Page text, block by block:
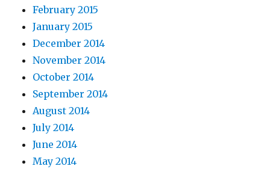
February 2015
January 2015
December 2014
November 2014
October 2014
September 2014
August 2014
July 2014
June 2014
May 2014